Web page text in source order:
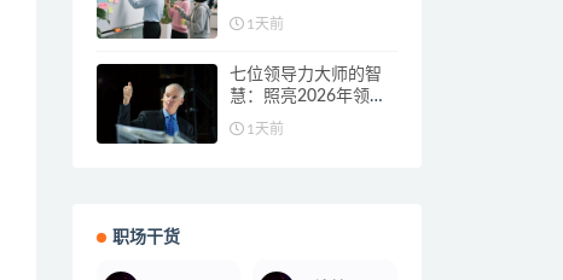
碍”，让目标从设想落
地
1天前
七位领导力大师的智
慧：照亮2026年领导
力发展之路
1天前
职场干货